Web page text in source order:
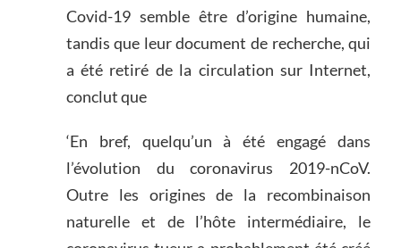
Covid-19 semble être d’origine humaine,
tandis que leur document de recherche, qui
a été retiré de la circulation sur Internet,
conclut que
‘En bref, quelqu’un à été engagé dans
l’évolution du coronavirus 2019-nCoV.
Outre les origines de la recombinaison
naturelle et de l’hôte intermédiaire, le